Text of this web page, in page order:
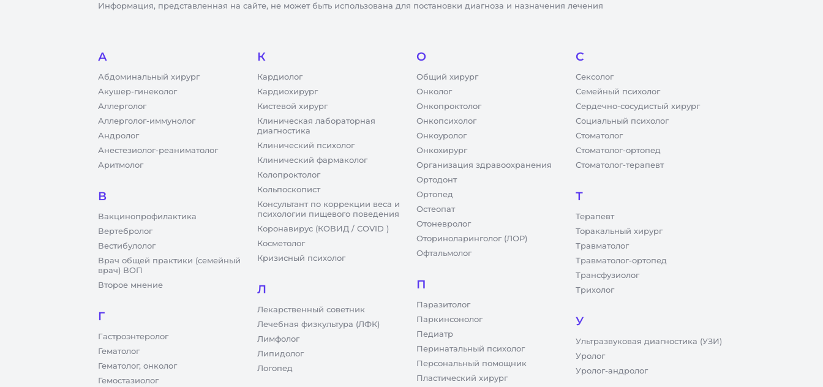
Информация, представленная на сайте, не может быть использована для постановки диагноза и назначения лечения
А
Абдоминальный хирург
Акушер-гинеколог
Аллерголог
Аллерголог-иммунолог
Андролог
Анестезиолог-реаниматолог
Аритмолог
В
Вакцинопрофилактика
Вертебролог
Вестибулолог
Врач общей практики (семейный
врач) ВОП
Второе мнение
Г
Гастроэнтеролог
Гематолог
Гематолог, онколог
Гемостазиолог
К
Кардиолог
Кардиохирург
Кистевой хирург
Клиническая лабораторная
диагностика
Клинический психолог
Клинический фармаколог
Колопроктолог
Кольпоскопист
Консультант по коррекции веса и
психологии пищевого поведения
Коронавирус (КОВИД / COVID )
Косметолог
Кризисный психолог
Л
Лекарственный советник
Лечебная физкультура (ЛФК)
Лимфолог
Липидолог
Логопед
О
Общий хирург
Онколог
Онкопроктолог
Онкопсихолог
Онкоуролог
Онкохирург
Организация здравоохранения
Ортодонт
Ортопед
Остеопат
Отоневролог
Оториноларинголог (ЛОР)
Офтальмолог
П
Паразитолог
Паркинсонолог
Педиатр
Перинатальный психолог
Персональный помощник
Пластический хирург
С
Сексолог
Семейный психолог
Сердечно-сосудистый хирург
Социальный психолог
Стоматолог
Стоматолог-ортопед
Стоматолог-терапевт
Т
Терапевт
Торакальный хирург
Травматолог
Травматолог-ортопед
Трансфузиолог
Трихолог
У
Ультразвуковая диагностика (УЗИ)
Уролог
Уролог-андролог